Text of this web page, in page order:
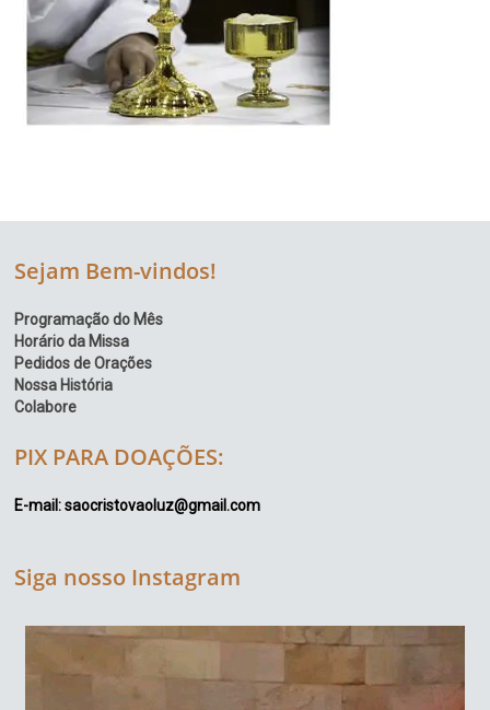
Sejam Bem-vindos!
Programação do Mês
Horário da Missa
Pedidos de Orações
Nossa História
Colabore
PIX PARA DOAÇÕES:
E-mail: saocristovaoluz@gmail.com
Siga nosso Instagram